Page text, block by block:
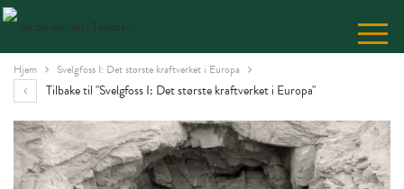
Skip
Content
Hjem Svelgfoss I: Det største kraftverket i Europa
Tilbake til "Svelgfoss I: Det største kraftverket i Europa"